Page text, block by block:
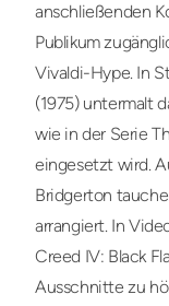
anschließenden
Publikum
Vivaldi-Hype. In
(1975) untermalt
wie in der Serie
eingesetzt wird.
Bridgerton
arrangiert. In
Creed IV: Black
Ausschnitte zu